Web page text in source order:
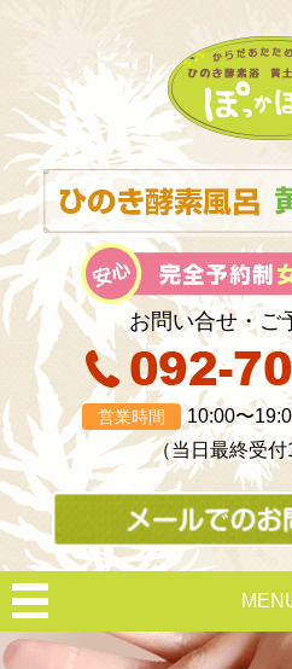
お問い合せ・ご
営業時間 10:00〜
（当日最終受付